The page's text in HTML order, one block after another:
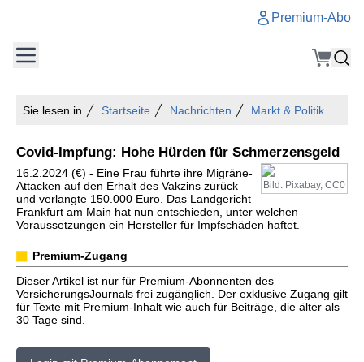
Premium-Abo
Sie lesen in Startseite Nachrichten Markt & Politik
Covid-Impfung: Hohe Hürden für Schmerzensgeld
Bild: Pixabay, CC0
16.2.2024 (€) - Eine Frau führte ihre Migräne-
Attacken auf den Erhalt des Vakzins zurück
und verlangte 150.000 Euro. Das Landgericht
Frankfurt am Main hat nun entschieden, unter welchen
Voraussetzungen ein Hersteller für Impfschäden haftet.
Premium-Zugang
Dieser Artikel ist nur für Premium-Abonnenten des
VersicherungsJournals frei zugänglich. Der exklusive Zugang gilt
für Texte mit Premium-Inhalt wie auch für Beiträge, die älter als
30 Tage sind.